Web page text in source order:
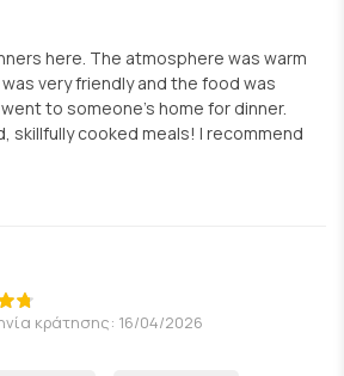
here. The atmosphere was warm
very friendly and the food was
to someone’s home for dinner.
skillfully cooked meals! I recommend
κράτησης: 16/04/2026